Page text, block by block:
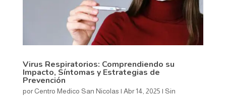
Virus Respiratorios: Comprendiendo su
Impacto, Síntomas y Estrategias de
Prevención
porCentro Medico San Nicolas | Abr 14, 2025 | Sin